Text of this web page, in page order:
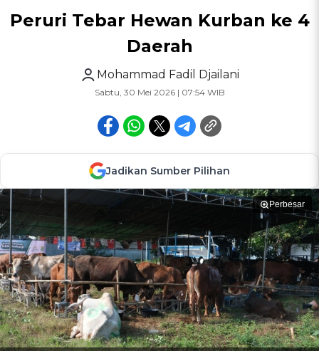
Peruri Tebar Hewan Kurban ke 4
Daerah
Mohammad Fadil Djailani
Sabtu, 30 Mei 2026 | 07:54 WIB
Jadikan Sumber Pilihan
Perbesar